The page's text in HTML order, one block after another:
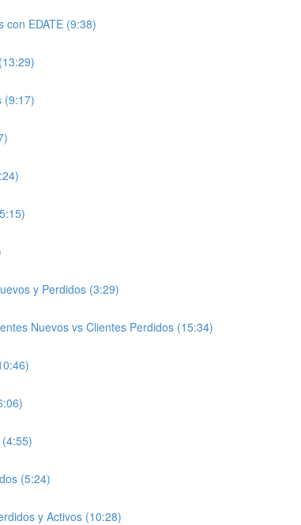
con EDATE (9:38)
(9:17)
y Perdidos (3:29)
Nuevos vs Clientes Perdidos (15:34)
(5:24)
y Activos (10:28)